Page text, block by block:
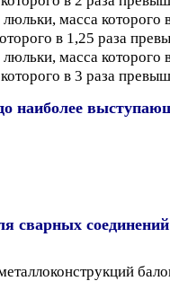
масса
в 1,25 раза
масса
в 3 раза
наиболее